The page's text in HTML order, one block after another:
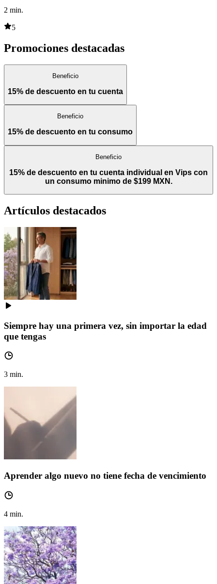
2 min.
5
Promociones destacadas
Beneficio
15% de descuento en tu cuenta
Beneficio
15% de descuento en tu consumo
Beneficio
15% de descuento en tu cuenta individual en Vips con
un consumo minimo de $199 MXN.
Artículos destacados
Siempre hay una primera vez, sin importar la edad
que tengas
3 min.
Aprender algo nuevo no tiene fecha de vencimiento
4 min.